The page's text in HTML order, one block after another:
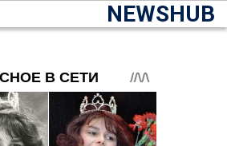
NEWSHUB